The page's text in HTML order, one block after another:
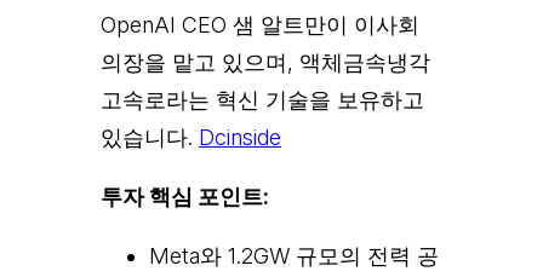
OpenAI CEO 샘 알트만이 이사회
의장을 맡고 있으며, 액체금속냉각
고속로라는 혁신 기술을 보유하고
있습니다. Dcinside
투자 핵심 포인트:
Meta와 1.2GW 규모의 전력 공